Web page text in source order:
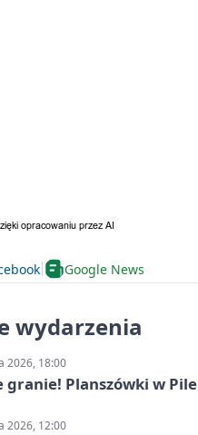
Google News
wydarzenia
2026, 18:00
granie! Planszówki w Pile
2026, 12:00